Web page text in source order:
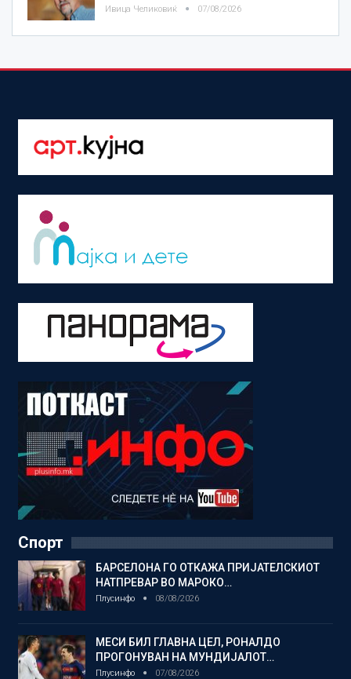
Ивица Челиковиќ 07/08/2026
Спорт
БАРСЕЛОНА ГО ОТКАЖА ПРИЈАТЕЛСКИОТ
НАТПРЕВАР ВО МАРОКО…
Плусинфо 08/08/2026
МЕСИ БИЛ ГЛАВНА ЦЕЛ, РОНАЛДО
ПРОГОНУВАН НА МУНДИЈАЛОТ…
Плусинфо 07/08/2026